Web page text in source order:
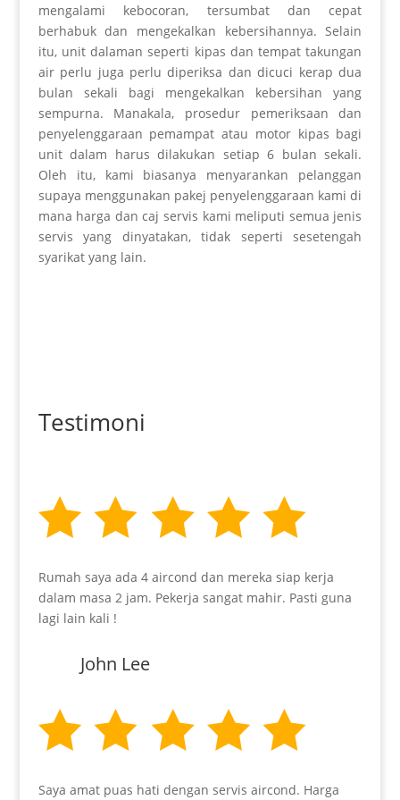
mengalami kebocoran, tersumbatdan cepat
berhabuk dan mengekalkan kebersihannya. Selain
itu, unit dalaman seperti kipas dan tempat takungan
air perlu juga perlu diperiksa dan dicuci kerap dua
bulan sekali bagi mengekalkan kebersihan yang
sempurna. Manakala, prosedur pemeriksaan dan
penyelenggaraan pemampat atau motor kipas bagi
unit dalam harus dilakukan setiap 6 bulan sekali.
Oleh itu, kami biasanya menyarankan pelanggan
supaya menggunakan pakej penyelenggaraan kami di
mana harga dancaj servis kami meliputi semua jenis
servis yang dinyatakan, tidak sepertisesetengah
syarikat yang lain.
Testimoni
Rumah saya ada 4 aircond dan mereka siap kerja
dalam masa 2 jam. Pekerja sangat mahir. Pasti guna
lagi lain kali !
John Lee
Saya amat puas hati dengan servis aircond. Harga